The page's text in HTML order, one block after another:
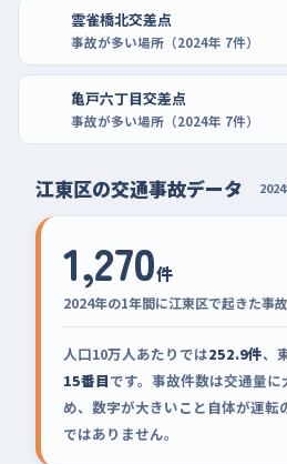
雲雀橋北交差点
事故が多い場所（2024年 7件）
亀戸六丁目交差点
事故が多い場所（2024年 7件）
江東区の交通事故データ
1,270件
2024年の1年間に江東区で起きた事故
人口10万人あたりでは252.9件、
15番目です。事故件数は交通量
め、数字が大きいこと自体が運転
ではありません。